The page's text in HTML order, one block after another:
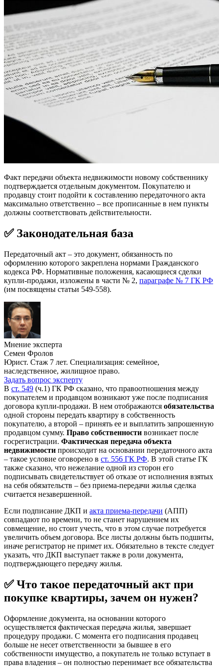
Факт передачи объекта недвижимости новому собственнику
подтверждается отдельным документом. Покупателю и
продавцу стоит подойти к составлению передаточного акта
максимально ответственно – все прописанные в нем пункты
должны соответствовать действительности.
✅ Законодательная база
Передаточный акт – это документ, обязанность по
оформлению которого закреплена нормами Гражданского
кодекса РФ. Нормативные положения, касающиеся сделки
купли-продажи, изложены в части № 2, параграфе № 7 ГК РФ
(им посвящены статьи 549-558).
Мнение эксперта
Семен Фролов
Юрист. Стаж 7 лет. Специализация: семейное,
наследственное, жилищное право.
Задать вопрос эксперту
В ст. 549 (ч.1) ГК РФ сказано, что правоотношения между
покупателем и продавцом возникают уже после подписания
договора купли-продажи. В нем отображаются обязательства
одной стороны передать квартиру в собственность
покупателю, а второй – принять ее и выплатить запрошенную
продавцом сумму. Право собственности возникает после
госрегистрации. Фактическая передача объекта
недвижимости происходит на основании передаточного акта
– такое условие оговорено в ст. 556 ГК РФ. В этой статье ГК
также сказано, что нежелание одной из сторон его
подписывать свидетельствует об отказе от исполнения взятых
на себя обязательств – без приема-передачи жилья сделка
считается незавершенной.
Если подписание ДКП и акта приема-передачи (АПП)
совпадают по времени, то не станет нарушением их
совмещение, но стоит учесть, что в этом случае потребуется
увеличить объем договора. Все листы должны быть подшиты,
иначе регистратор не примет их. Обязательно в тексте следует
указать, что ДКП выступает также в роли документа,
подтверждающего передачу жилья.
✅ Что такое передаточный акт при
покупке квартиры, зачем он нужен?
Оформление документа, на основании которого
осуществляется фактическая передача жилья, завершает
процедуру продажи. С момента его подписания продавец
больше не несет ответственности за бывшее в его
собственности имущество, а покупатель не только вступает в
права владения – он полностью перенимает все обязательства